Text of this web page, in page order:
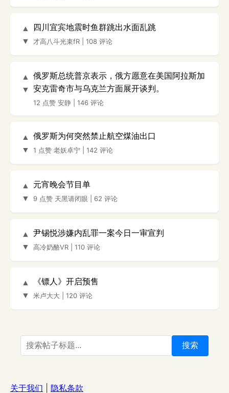
▲
▼
四川宜宾地震时鱼群跳出水面乱跳
才高八斗光束fR 108 评论
▲
▼
俄罗斯总统普京表示，俄方愿意在美国阿拉斯加
安克雷奇市与乌克兰方面展开谈判。
12 点赞 安静 146 评论
▲
▼
俄罗斯为何突然禁止航空煤油出口
1 点赞 老妖卓宁 142 评论
▲
▼
元宵晚会节目单
9 点赞 天黑请闭眼 62 评论
▲
▼
尹锡悦涉嫌内乱罪一案今日一审宣判
高冷奶酪VR 110 评论
▲
▼
《镖人》开启预售
米卢大大 120 评论
搜索
关于我们 隐私条款